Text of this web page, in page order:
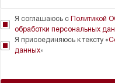
Я соглашаюсь с Политикой
обработки персональных
Я присоединяюсь к тексту «
данных»